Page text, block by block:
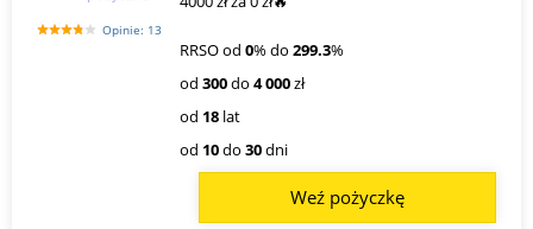
Opinie: 13
RRSO od 0% do 299.3%
od 300do 4 000zł
od 18 lat
od 10do 30dni
Weź pożyczkę